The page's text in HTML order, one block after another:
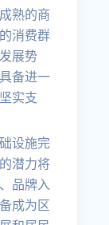
熟的商
消费群
展势
备进一
实支
设施完
潜力将
品牌入
成为区